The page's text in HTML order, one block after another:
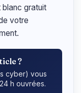
gratuit
votre
?
cyber) vous
h ouvrées.